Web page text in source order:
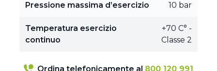
Pressione massima d’esercizio 10 bar
Temperatura esercizio
continuo
+70 C° -
Classe 2
Ordina telefonicamente al 800 120 991